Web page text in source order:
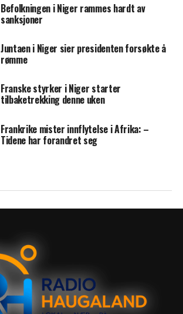
Befolkningen i Niger rammes hardt av
sanksjoner
Juntaen i Niger sier presidenten forsøkte å
rømme
Franske styrker i Niger starter
tilbaketrekking denne uken
Frankrike mister innflytelse i Afrika: –
Tidene har forandret seg